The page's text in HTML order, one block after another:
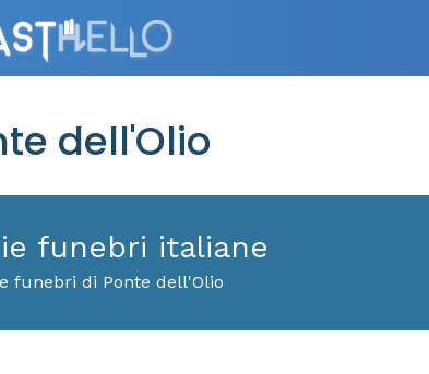
dell'Olio
funebri italiane
funebri di Ponte dell'Olio